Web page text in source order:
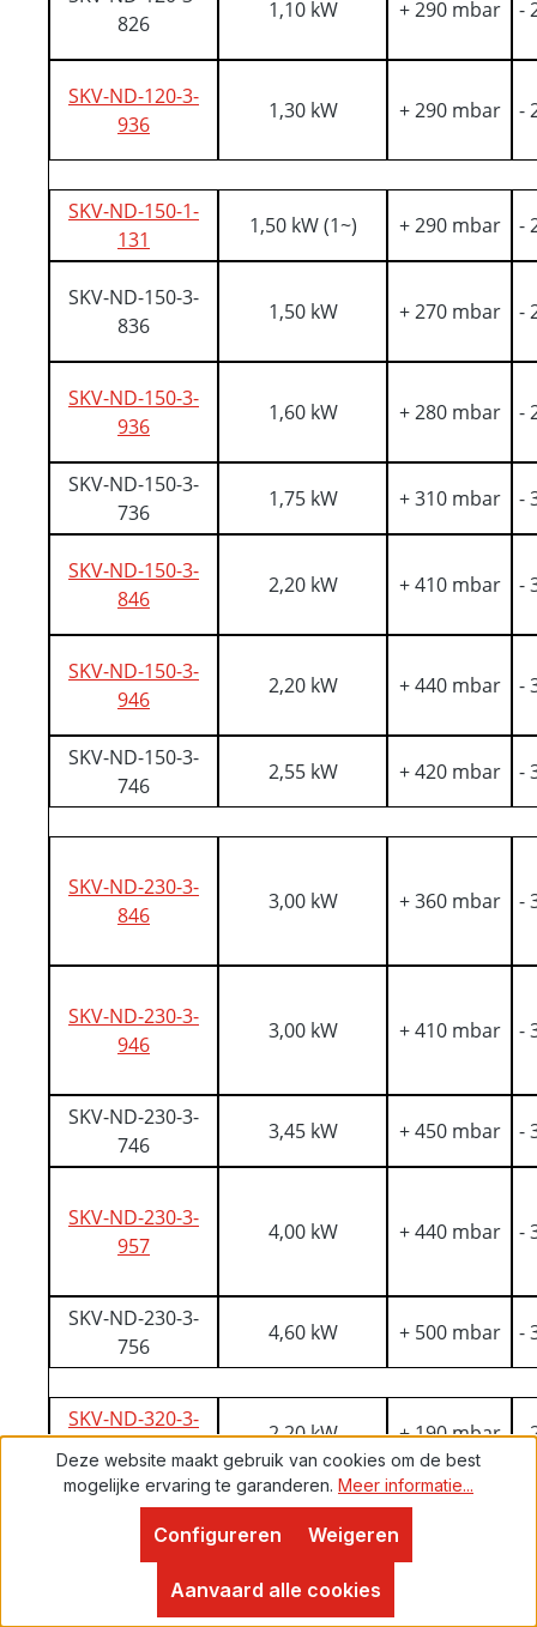
826
1,10 kW + 290 mbar -
SKV-ND-120-3-
936
1,30 kW + 290 mbar -
SKV-ND-150-1-
131
1,50 kW (1~) + 290 mbar -
SKV-ND-150-3-
836
1,50 kW + 270 mbar -
SKV-ND-150-3-
936
1,60 kW + 280 mbar -
SKV-ND-150-3-
736
1,75 kW + 310 mbar -
SKV-ND-150-3-
846
2,20 kW + 410 mbar -
SKV-ND-150-3-
946
2,20 kW + 440 mbar -
SKV-ND-150-3-
746
2,55 kW + 420 mbar -
SKV-ND-230-3-
846
3,00 kW + 360 mbar -
SKV-ND-230-3-
946
3,00 kW + 410 mbar -
SKV-ND-230-3-
746
3,45 kW + 450 mbar -
SKV-ND-230-3-
957
4,00 kW + 440 mbar -
SKV-ND-230-3-
756
4,60 kW + 500 mbar -
SKV-ND-320-3-
916
2,20 kW + 190 mbar -
SKV-ND-320-3-
SKV-ND-320-3-
3,00 kW + 250 mbar -
Proven Expert
Deze website maakt gebruik van cookies om de best
mogelijke ervaring te garanderen. Meer informatie...
Weigeren
Configureren
Aanvaard alle cookies